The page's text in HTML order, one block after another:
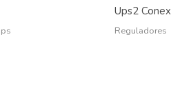
Ups2
Reguladores